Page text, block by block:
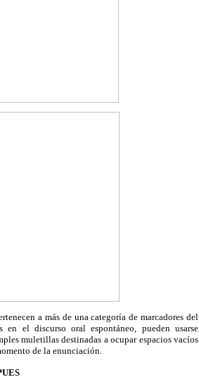
a más de una categoría de marcadores del
en el discurso oral espontáneo, pueden usarse
muletillas destinadas a ocupar espacios vacíos
de la enunciación.